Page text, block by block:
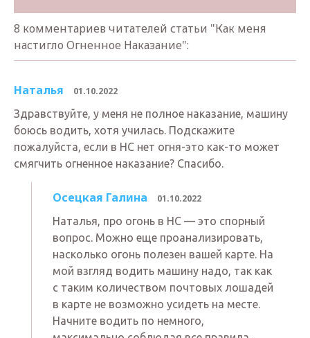
8 комментариев читателей статьи "Как меня
настигло Огненное Наказание":
Наталья 01.10.2022
Здравствуйте, у меня не полное наказание, машину
боюсь водить, хотя училась. Подскажите
пожалуйста, если в НС нет огня-это как-то может
смягчить огненное наказание? Спасибо.
Осецкая Галина 01.10.2022
Наталья, про огонь в НС — это спорный
вопрос. Можно еще проанализировать,
насколько огонь полезен вашей карте. На
мой взгляд водить машину надо, так как
с таким количеством почтовых лошадей
в карте не возможно усидеть на месте.
Начните водить по немного,